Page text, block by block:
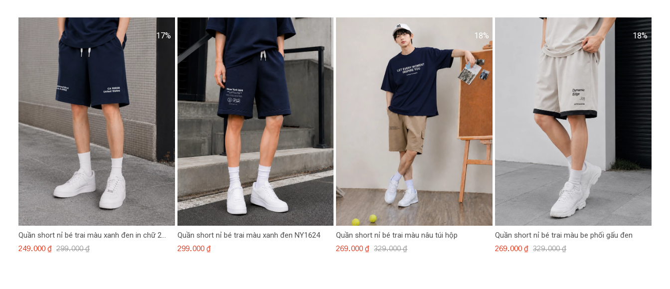
17%
Quần short nỉ bé trai màu xanh đen in chữ 2
bên
249.000 ₫ 299.000 ₫
Quần short nỉ bé trai màu xanh đen NY1624
299.000 ₫
18%
Quần short nỉ bé trai màu nâu túi hộp
269.000 ₫ 329.000 ₫
18%
Quần short nỉ bé trai màu be phối gấu đen
269.000 ₫ 329.000 ₫